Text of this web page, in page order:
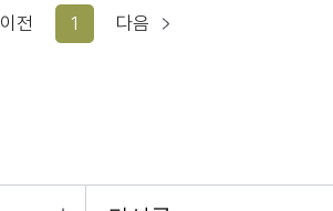
이전 1 다음